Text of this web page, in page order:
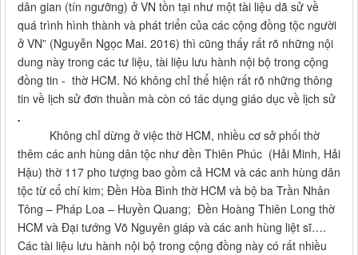
dân gian (tín ngưỡng) ở VN tồn tại như một tài liệu dã sử về
quá trình hình thành và phát triển của các cộng đồng tộc người
ở VN” (Nguyễn Ngọc Mai. 2016) thì cũng thấy rất rõ những nội
dung này trong các tư liệu, tài liệu lưu hành nội bộ trong cộng
đồng tin - thờ HCM. Nó không chỉ thể hiện rất rõ những thông
tin về lịch sử đơn thuần mà còn có tác dụng giáo dục về lịch sử
.
Không chỉ dừng ở việc thờ HCM, nhiều cơ sở phối thờ
thêm các anh hùng dân tộc như đền Thiên Phúc (Hải Minh, Hải
Hậu) thờ 117 pho tượng bao gồm cả HCM và các anh hùng dân
tộc từ cổ chí kim; Đền Hòa Bình thờ HCM và bộ ba Trần Nhân
Tông – Pháp Loa – Huyền Quang; Đền Hoàng Thiên Long thờ
HCM và Đại tướng Võ Nguyên giáp và các anh hùng liệt sĩ….
Các tài liệu lưu hành nội bộ trong cộng đồng này có rất nhiều